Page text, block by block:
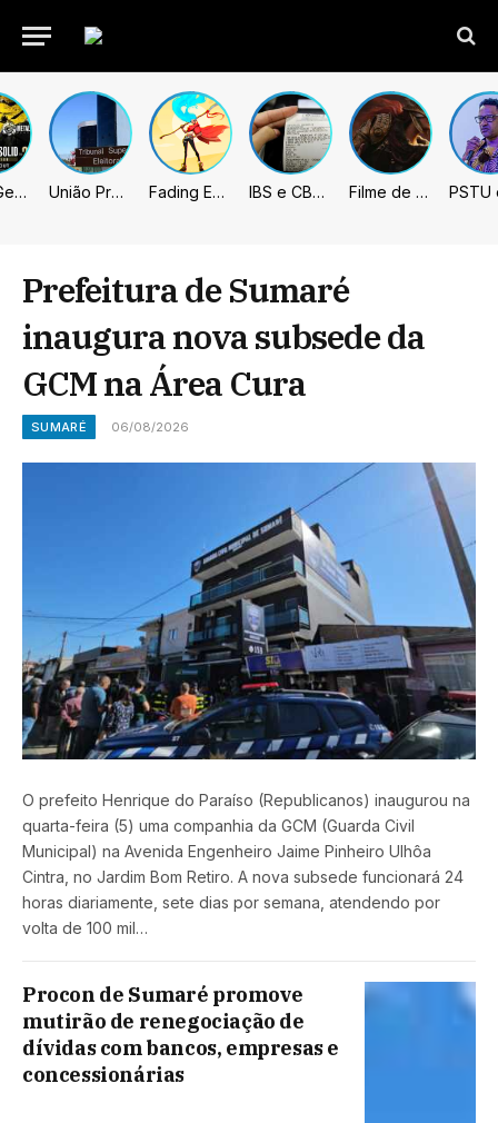
Metal Gear Solid: Master Collection 2 terá legendas e menus em portugues União Progressista e PL terão mais tempo de propaganda eleitoral Fading Echo – Review IBS e CBS necessitarão constar nas notas fiscais com início desta 2ª. Entenda Filme de Elden Ring tem gravações concluídas, mas ainda fica longe do lançamento
Prefeitura de Sumaré
inaugura nova subsede da
GCM na Área Cura
SUMARÉ 06/08/2026
O prefeito Henrique do Paraíso (Republicanos) inaugurou na
quarta-feira (5) uma companhia da GCM (Guarda Civil
Municipal) na Avenida Engenheiro Jaime Pinheiro Ulhôa
Cintra, no Jardim Bom Retiro. A nova subsede funcionará 24
horas diariamente, sete dias por semana, atendendo por
volta de 100 mil…
Procon de Sumaré promove
mutirão de renegociação de
dívidas com bancos, empresas e
concessionárias